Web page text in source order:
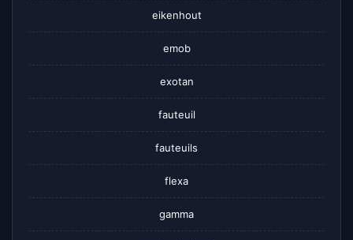
eikenhout
emob
exotan
fauteuil
fauteuils
flexa
gamma